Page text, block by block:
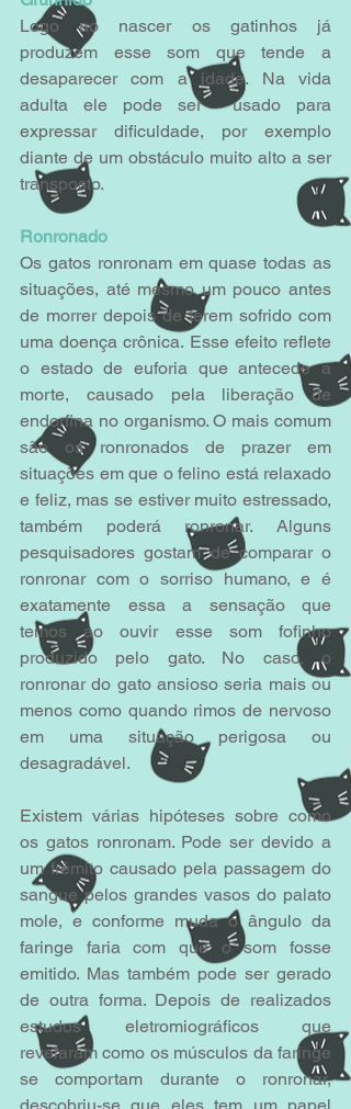
Logo ao nascer os gatinhos já
produzem esse som que tende a
desaparecer com a idade. Na vida
adulta ele pode ser  usado para
expressar dificuldade, por exemplo
diante de um obstáculo muito alto a ser
transposto.
Ronronado
Os gatos ronronam em quase todas as
situações, até mesmo um pouco antes
de morrer depois de terem sofrido com
uma doença crônica. Esse efeito reflete
o estado de euforia que antecede a
morte, causado pela liberação de
endorfina no organismo. O mais comum
são os ronronados de prazer em
situações em que o felino está relaxado
e feliz, mas se estiver muito estressado,
também poderá ronronar. Alguns
pesquisadores gostam de comparar o
ronronar com o sorriso humano, e é
exatamente essa a sensação que
temos ao ouvir esse som fofinho
produzido pelo gato. No caso, o
ronronar do gato ansioso seria mais ou
menos como quando rimos de nervoso
em uma situação perigosa ou
desagradável.
Existem várias hipóteses sobre como
os gatos ronronam. Pode ser devido a
um frêmito causado pela passagem do
sangue pelos grandes vasos do palato
mole, e conforme muda o ângulo da
faringe faria com que o som fosse
emitido. Mas também pode ser gerado
de outra forma. Depois de realizados
estudos eletromiográficos que
revelaram como os músculos da faringe
se comportam durante o ronronar,